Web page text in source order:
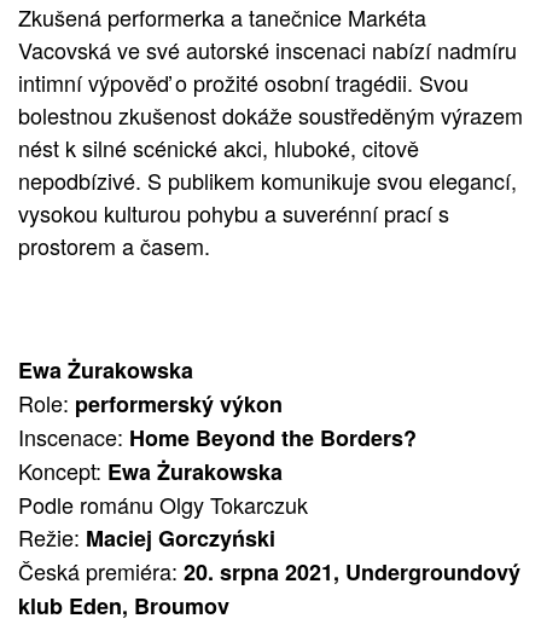
Zkušená performerka a tanečnice Markéta
Vacovská ve své autorské inscenaci nabízí nadmíru
intimní výpověď o prožité osobní tragédii. Svou
bolestnou zkušenost dokáže soustředěným výrazem
nést k silné scénické akci, hluboké, citově
nepodbízivé. S publikem komunikuje svou elegancí,
vysokou kulturou pohybu a suverénní prací s
prostorem a časem.
Ewa Żurakowska
Role: performerský výkon
Inscenace: Home Beyond the Borders?
Koncept: Ewa Żurakowska
Podle románu Olgy Tokarczuk
Režie: Maciej Gorczyński
Česká premiéra: 20. srpna 2021, Undergroundový
klub Eden, Broumov